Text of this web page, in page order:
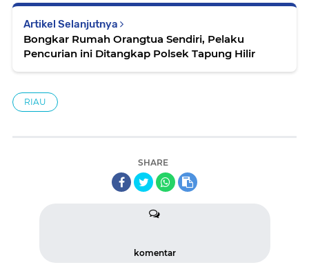
Artikel Selanjutnya
Bongkar Rumah Orangtua Sendiri, Pelaku
Pencurian ini Ditangkap Polsek Tapung Hilir
RIAU
SHARE
komentar